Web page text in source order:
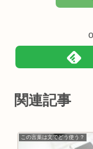
関連記事
この言葉は文でどう使う？